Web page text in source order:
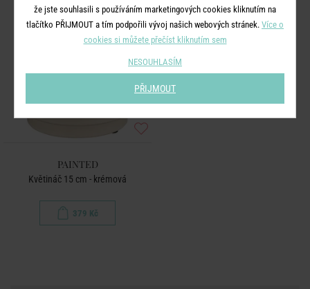
PAINTED
Květináč 15 cm - krémová
379 Kč
že jste souhlasili s používáním marketingových cookies kliknutím na
tlačítko PŘIJMOUT a tím podpořili vývoj našich webových stránek. Více o
cookies si můžete přečíst kliknutím sem
NESOUHLASÍM
PŘIJMOUT